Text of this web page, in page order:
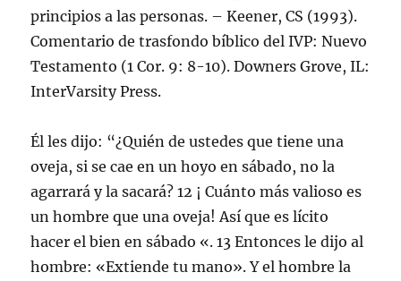
principios a las personas. – Keener, CS (1993).
Comentario de trasfondo bíblico del IVP: Nuevo
Testamento (1 Cor. 9: 8-10). Downers Grove, IL:
InterVarsity Press.
Él les dijo: “¿Quién de ustedes que tiene una
oveja, si se cae en un hoyo en sábado, no la
agarrará y la sacará? 12 ¡ Cuánto más valioso es
un hombre que una oveja! Así que es lícito
hacer el bien en sábado «. 13 Entonces le dijo al
hombre: «Extiende tu mano». Y el hombre la